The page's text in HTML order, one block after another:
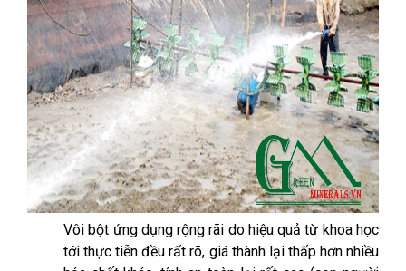
Vôi bột ứng dụng rộng rãi do hiệu quả từ khoa học
tới thực tiễn đều rất rõ, giá thành lại thấp hơn nhiều